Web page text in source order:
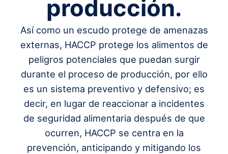
producción.
Así como un escudo protege de amenazas
externas, HACCP protege los alimentos de
peligros potenciales que puedan surgir
durante el proceso de producción, por ello
es un sistema preventivo y defensivo; es
decir, en lugar de reaccionar a incidentes
de seguridad alimentaria después de que
ocurren, HACCP se centra en la
prevención, anticipando y mitigando los